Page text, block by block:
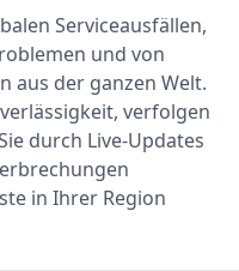
Serviceausfällen,
und von
aus der ganzen Welt.
verfolgen
durch Live-Updates
in Ihrer Region